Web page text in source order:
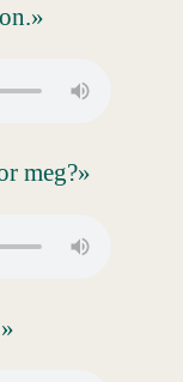
meg?»